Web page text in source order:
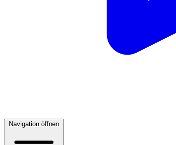
Navigation öffnen